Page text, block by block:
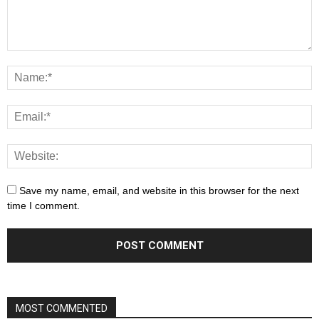
Save my name, email, and website in this browser for the next
time I comment.
MOST COMMENTED